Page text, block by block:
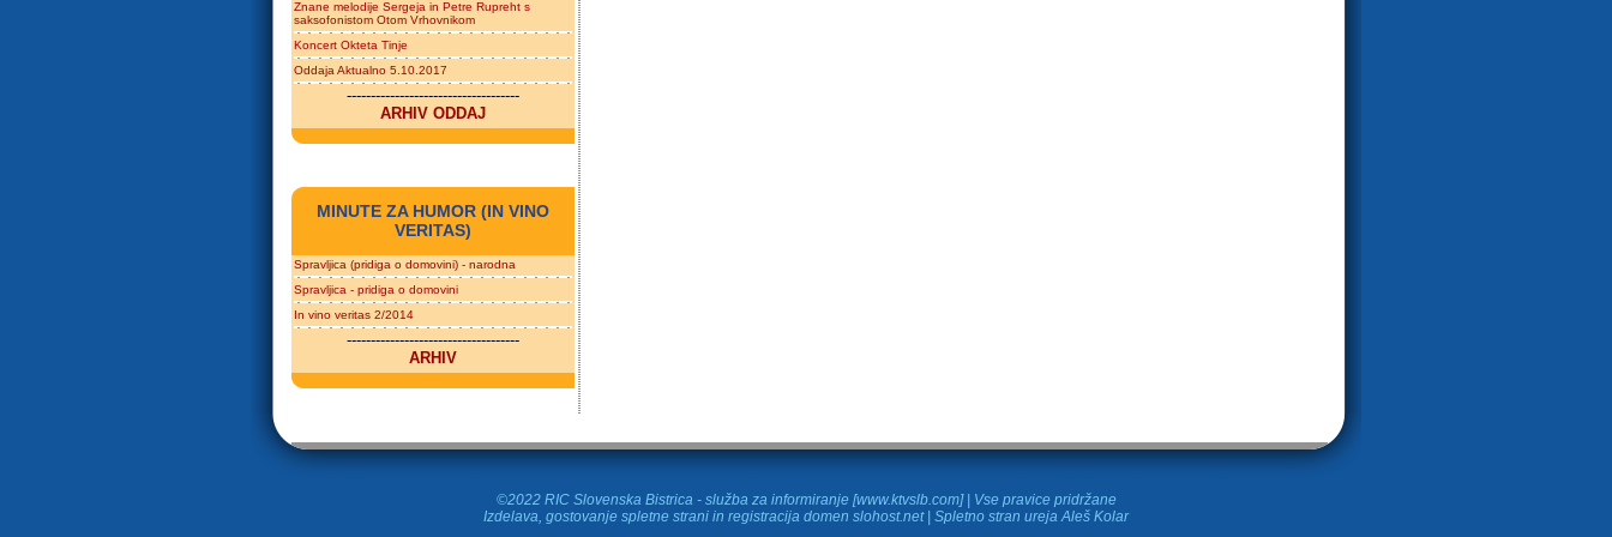
Znane melodije Sergeja in Petre Rupreht s
saksofonistom Otom Vrhovnikom
Koncert Okteta Tinje
Oddaja Aktualno 5.10.2017
------------------------------------
ARHIV ODDAJ
MINUTE ZA HUMOR (IN VINO
VERITAS)
Spravljica (pridiga o domovini) - narodna
Spravljica - pridiga o domovini
In vino veritas 2/2014
------------------------------------
ARHIV
©2022 RIC Slovenska Bistrica - služba za informiranje [www.ktvslb.com] | Vse pravice pridržane
Izdelava, gostovanje spletne strani in registracija domen slohost.net | Spletno stran ureja Aleš Kolar